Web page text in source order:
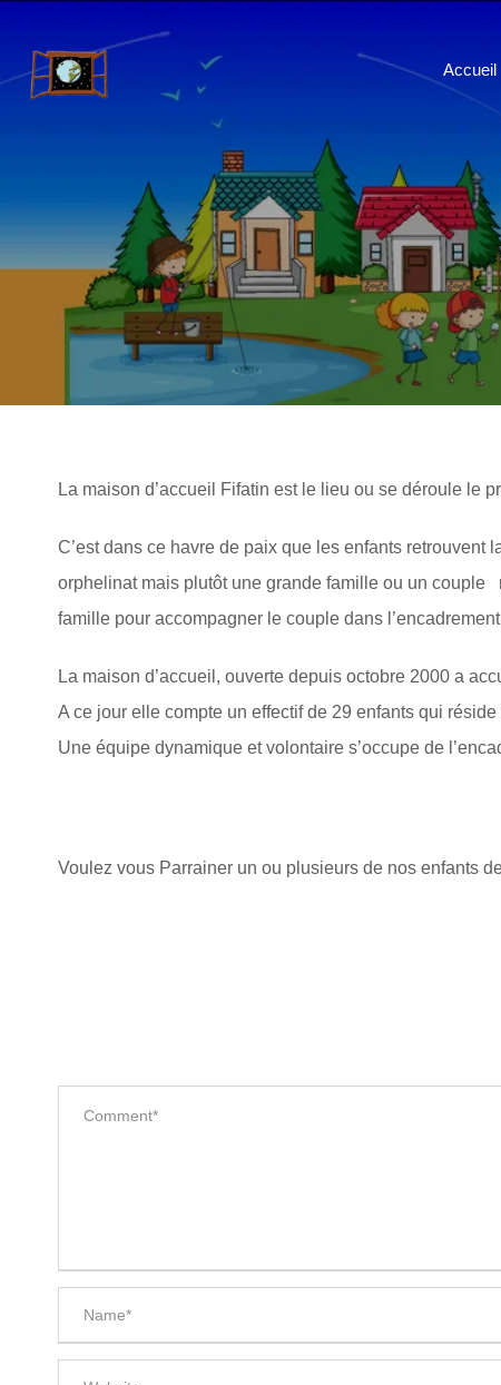
Accueil
La maison d’accueil Fifatin est le lieu ou se déroule le
C’est dans ce havre de paix que les enfants retrouvent
orphelinat mais plutôt une grande famille ou un couple
famille pour accompagner le couple dans
La maison d’accueil, ouverte depuis octobre 2000 a
A ce jour elle compte un effectif de 29 enfants qui
Une équipe dynamique et volontaire s’occupe de
Voulez vous Parrainer un ou plusieurs de nos enfants